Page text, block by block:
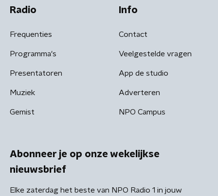
Radio
Frequenties
Programma's
Presentatoren
Muziek
Gemist
Info
Contact
Veelgestelde vragen
App de studio
Adverteren
NPO Campus
Abonneer je op onze wekelijkse
nieuwsbrief
Elke zaterdag het beste van NPO Radio 1 in jouw